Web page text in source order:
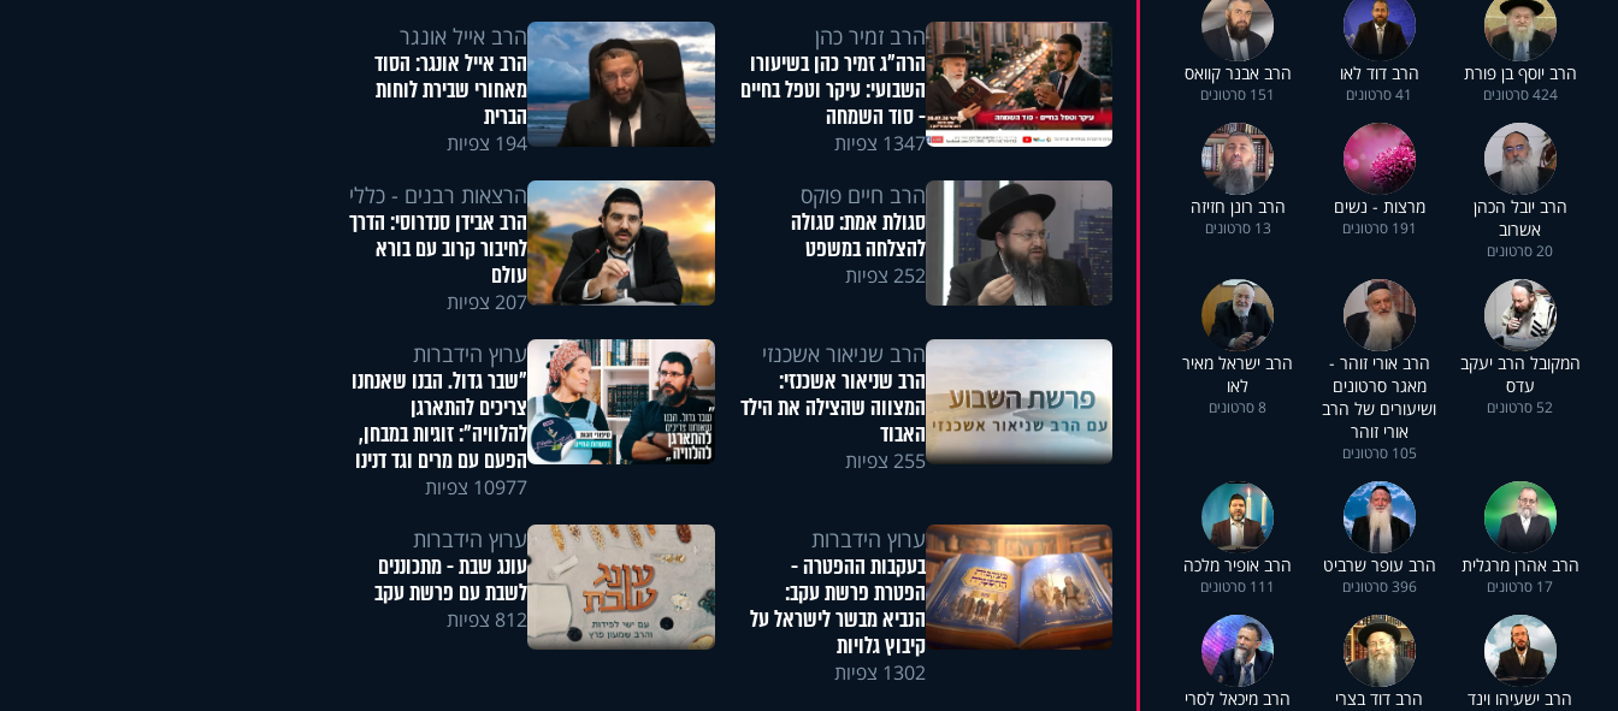
הרב יוסף בן פורת
424 סרטונים
הרב דוד לאו
41 סרטונים
הרב אבנר קוואס
151 סרטונים
הרב יובל הכהן
אשרוב
20 סרטונים
מרצות - נשים
191 סרטונים
הרב רונן חזיזה
13 סרטונים
המקובל הרב יעקב
עדס
52 סרטונים
הרב אורי זוהר -
מאגר סרטונים
ושיעורים של הרב
אורי זוהר
105 סרטונים
הרב ישראל מאיר
לאו
8 סרטונים
הרב אהרן מרגלית
17 סרטונים
הרב עופר שרביט
396 סרטונים
הרב אופיר מלכה
111 סרטונים
הרב ישעיהו וינד הרב דוד בצרי הרב מיכאל לסרי
הרב זמיר כהן
הרה"ג זמיר כהן בשיעורו
השבועי: עיקר וטפל בחיים
- סוד השמחה
1347 צפיות
הרב אייל אונגר
הרב אייל אונגר: הסוד
מאחורי שבירת לוחות
הברית
194 צפיות
הרב חיים פוקס
סגולת אמת: סגולה
להצלחה במשפט
252 צפיות
הרצאות רבנים - כללי
הרב אבידן סנדרוסי: הדרך
לחיבור קרוב עם בורא
עולם
207 צפיות
הרב שניאור אשכנזי
הרב שניאור אשכנזי:
המצווה שהצילה את הילד
האבוד
255 צפיות
ערוץ הידברות
"שבר גדול. הבנו שאנחנו
צריכים להתארגן
להלוויה": זוגיות במבחן,
הפעם עם מרים וגד דנינו
10977 צפיות
ערוץ הידברות
בעקבות ההפטרה -
הפטרת פרשת עקב:
הנביא מבשר לישראל על
קיבוץ גלויות
1302 צפיות
ערוץ הידברות
עונג שבת - מתכוננים
לשבת עם פרשת עקב
812 צפיות